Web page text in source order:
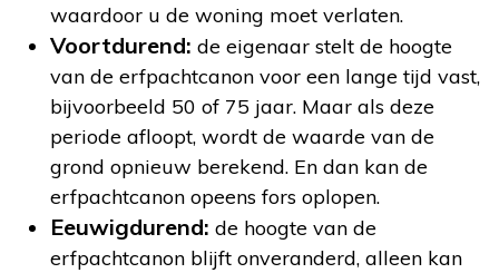
waardoor u de woning moet verlaten.
Voortdurend: de eigenaar stelt de hoogte
van de erfpachtcanon voor een lange tijd vast,
bijvoorbeeld 50 of 75 jaar. Maar als deze
periode afloopt, wordt de waarde van de
grond opnieuw berekend. En dan kan de
erfpachtcanon opeens fors oplopen.
Eeuwigdurend: de hoogte van de
erfpachtcanon blijft onveranderd, alleen kan